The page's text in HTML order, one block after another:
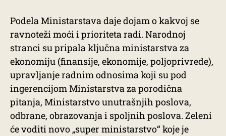
Podela Ministarstava daje dojam o kakvoj se
ravnoteži moći i prioriteta radi. Narodnoj
stranci su pripala ključna ministarstva za
ekonomiju (finansije, ekonomije, poljoprivrede),
upravljanje radnim odnosima koji su pod
ingerencijom Ministarstva za porodična
pitanja, Ministarstvo unutrašnjih poslova,
odbrane, obrazovanja i spoljnih poslova. Zeleni
će voditi novo „super ministarstvo“ koje je